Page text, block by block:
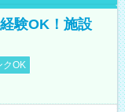
験OK！施設
クOK